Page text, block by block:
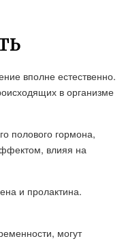
вполне естественно.
в организме
полового гормона,
влияя на
и пролактина.
могут